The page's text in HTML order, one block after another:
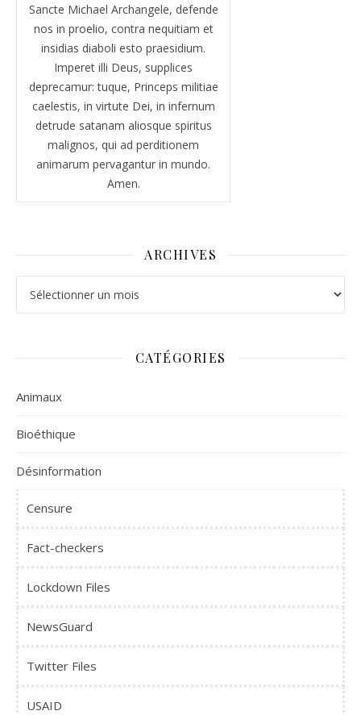
Sancte Michael Archangele, defende
nos in proelio, contra nequitiam et
insidias diaboli esto praesidium.
Imperet illi Deus, supplices
deprecamur: tuque, Princeps militiae
caelestis, in virtute Dei, in infernum
detrude satanam aliosque spiritus
malignos, qui ad perditionem
animarum pervagantur in mundo.
Amen.
ARCHIVES
CATÉGORIES
Animaux
Bioéthique
Désinformation
Censure
Fact-checkers
Lockdown Files
NewsGuard
Twitter Files
USAID